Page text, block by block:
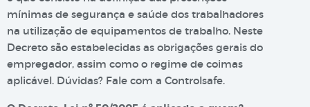
mínimas de segurança e saúde dos trabalhadores
na utilização de equipamentos de trabalho. Neste
Decreto são estabelecidas as obrigações gerais do
empregador, assim como o regime de coimas
aplicável. Dúvidas? Fale com a Controlsafe.